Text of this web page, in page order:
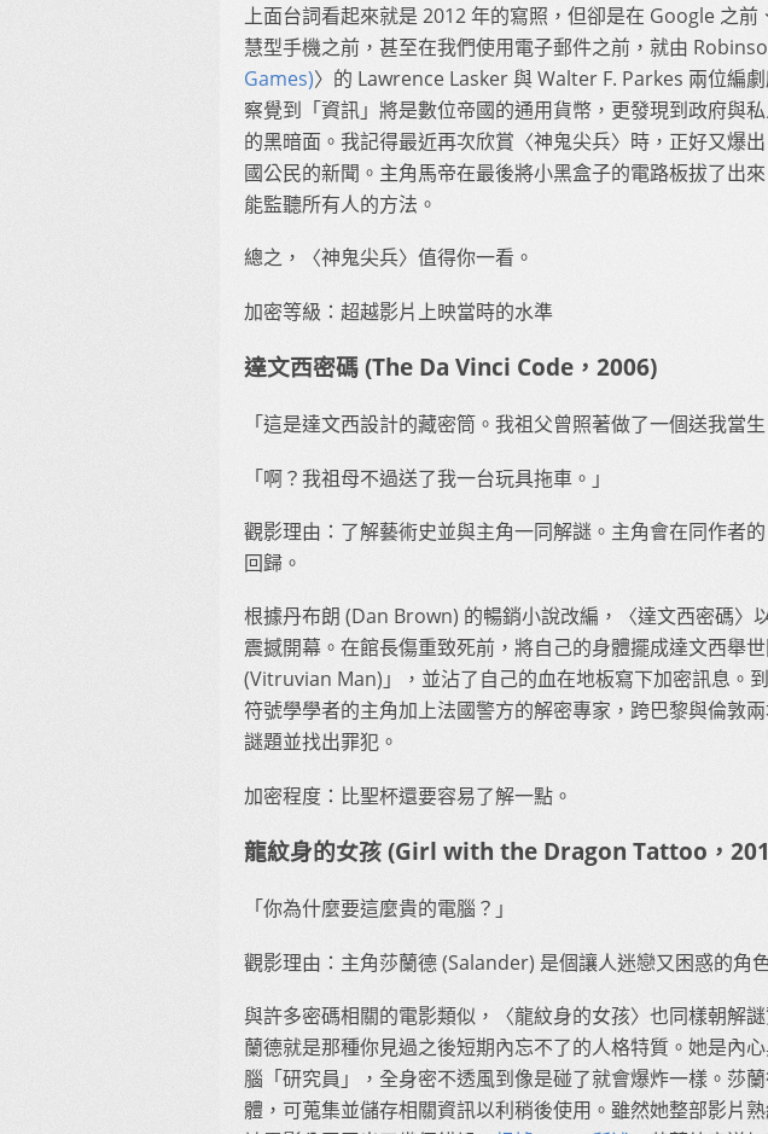
上面台詞看起來就是 2012 年的寫照，但卻是在 Google 之
慧型手機之前，甚至在我們使用電子郵件之前，就由
Games)〉的 Lawrence Lasker 與 Walter F. Parkes 兩位編
察覺到「資訊」將是數位帝國的通用貨幣，更發現到政府與
的黑暗面。我記得最近再次欣賞〈神鬼尖兵〉時，正好又爆
國公民的新聞。主角馬帝在最後將小黑盒子的電路板拔了出
能監聽所有人的方法。
總之，〈神鬼尖兵〉值得你一看。
加密等級：超越影片上映當時的水準
達文西密碼 (The Da Vinci Code，2006)
「這是達文西設計的藏密筒。我祖父曾照著做了一個送我當生
「啊？我祖母不過送了我一台玩具拖車。」
觀影理由：了解藝術史並與主角一同解謎。主角會在同作者
回歸。
根據丹布朗 (Dan Brown) 的暢銷小說改編，〈達文西密碼〉
震撼開幕。在館長傷重致死前，將自己的身體擺成達文西舉
(Vitruvian Man)」，並沾了自己的血在地板寫下加密訊息。
符號學學者的主角加上法國警方的解密專家，跨巴黎與倫敦
謎題並找出罪犯。
加密程度：比聖杯還要容易了解一點。
龍紋身的女孩 (Girl with the Dragon Tattoo，
「你為什麼要這麼貴的電腦？」
觀影理由：主角莎蘭德 (Salander) 是個讓人迷戀又困惑的角
與許多密碼相關的電影類似，〈龍紋身的女孩〉也同樣朝解
蘭德就是那種你見過之後短期內忘不了的人格特質。她是內
腦「研究員」，全身密不透風到像是碰了就會爆炸一樣。莎
體，可蒐集並儲存相關資訊以利稍後使用。雖然她整部影片